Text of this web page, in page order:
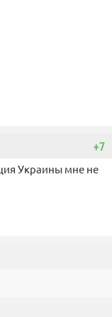
+7
Украины мне не